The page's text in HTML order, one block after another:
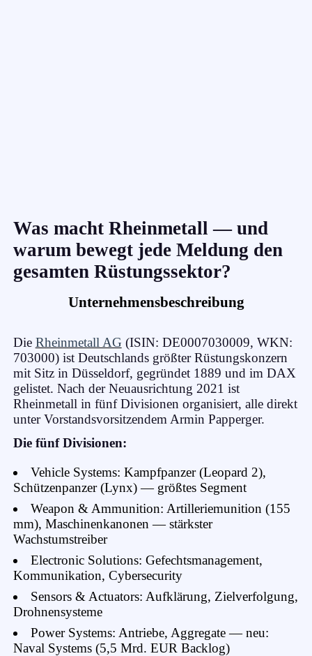
Was macht Rheinmetall — und
warum bewegt jede Meldung den
gesamten Rüstungssektor?
Unternehmensbeschreibung
Die Rheinmetall AG (ISIN: DE0007030009, WKN:
703000) ist Deutschlands größter Rüstungskonzern
mit Sitz in Düsseldorf, gegründet 1889 und im DAX
gelistet. Nach der Neuausrichtung 2021 ist
Rheinmetall in fünf Divisionen organisiert, alle direkt
unter Vorstandsvorsitzendem Armin Papperger.
Die fünf Divisionen:
Vehicle Systems: Kampfpanzer (Leopard 2),
Schützenpanzer (Lynx) — größtes Segment
Weapon & Ammunition: Artilleriemunition (155
mm), Maschinenkanonen — stärkster
Wachstumstreiber
Electronic Solutions: Gefechtsmanagement,
Kommunikation, Cybersecurity
Sensors & Actuators: Aufklärung, Zielverfolgung,
Drohnensysteme
Power Systems: Antriebe, Aggregate — neu:
Naval Systems (5,5 Mrd. EUR Backlog)